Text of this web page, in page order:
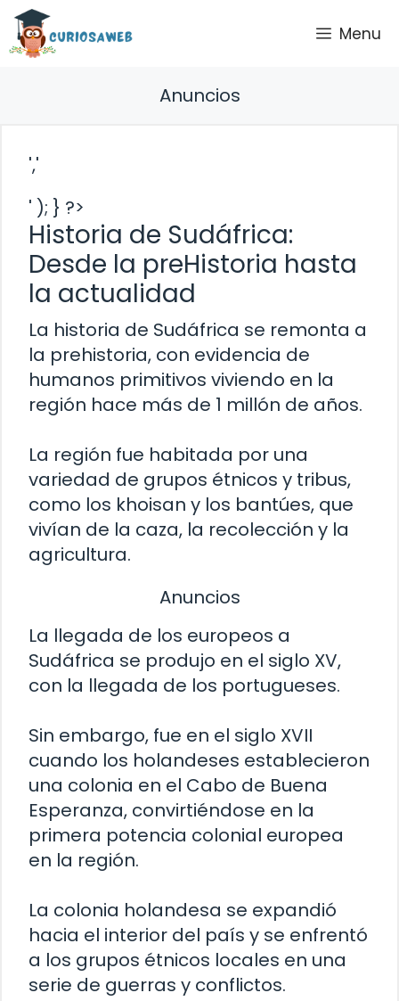
Saltar
contenido
Menu
Anuncios
','
' ); } ?>
Historia de Sudáfrica:
Desde la preHistoria hasta
la actualidad
La historia de Sudáfrica se remonta a
la prehistoria, con evidencia de
humanos primitivos viviendo en la
región hace más de 1 millón de años.
La región fue habitada por una
variedad de grupos étnicos y tribus,
como los khoisan y los bantúes, que
vivían de la caza, la recolección y la
agricultura.
Anuncios
La llegada de los europeos a
Sudáfrica se produjo en el siglo XV,
con la llegada de los portugueses.
Sin embargo, fue en el siglo XVII
cuando los holandeses establecieron
una colonia en el Cabo de Buena
Esperanza, convirtiéndose en la
primera potencia colonial europea
en la región.
La colonia holandesa se expandió
hacia el interior del país y se enfrentó
a los grupos étnicos locales en una
serie de guerras y conflictos.